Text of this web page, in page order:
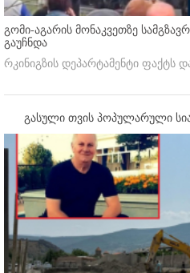
გომი-აგარის მონაკვეთზე
გაუჩნდა
რკინიგზის დეპარტამენტი ფაქტს
გასული თვის პოპულარული